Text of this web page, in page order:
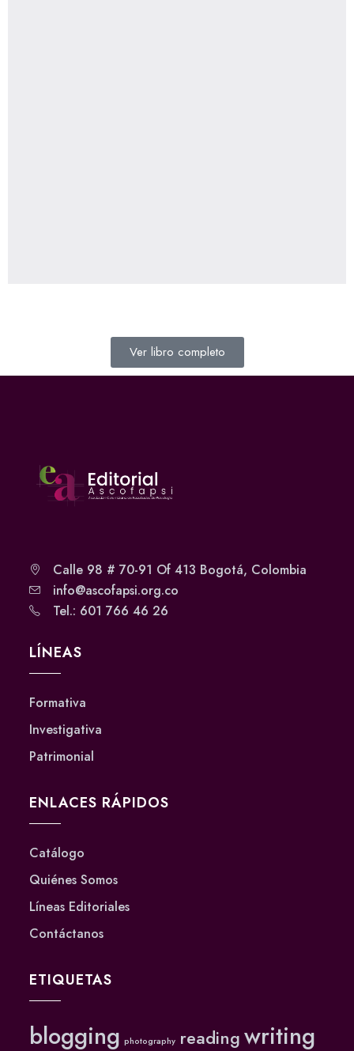
Ver libro completo
Calle 98 # 70-91 Of 413 Bogotá, Colombia
info@ascofapsi.org.co
Tel.: 601 766 46 26
LÍNEAS
Formativa
Investigativa
Patrimonial
ENLACES RÁPIDOS
Catálogo
Quiénes Somos
Líneas Editoriales
Contáctanos
ETIQUETAS
blogging photography reading writing